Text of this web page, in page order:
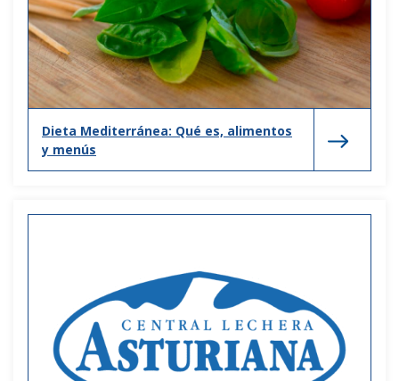
Dieta Mediterránea: Qué es, alimentos
y menús